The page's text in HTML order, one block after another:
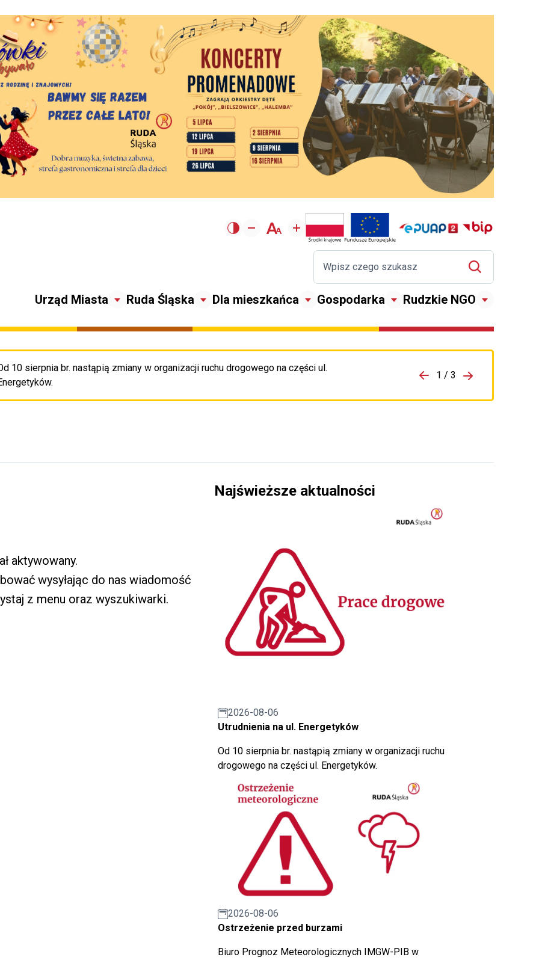
Urząd Miasta Ruda Śląska Dla mieszkańca Gospodarka Rudzkie NGO
10 sierpnia br. nastąpią zmiany w organizacji ruchu drogowego na części ul.Przejdź do porzpedniego komunikatu 1 / 3
Przejdź do
aktywowany.
wysyłając do nas wiadomość
z menu oraz wyszukiwarki.
Najświeższe aktualności
2026-08-06
Utrudnienia na ul. Energetyków
Od 10 sierpnia br. nastąpią zmiany w organizacji ruchu
drogowego na części ul. Energetyków.
2026-08-06
Ostrzeżenie przed burzami
Biuro Prognoz Meteorologicznych IMGW-PIB w